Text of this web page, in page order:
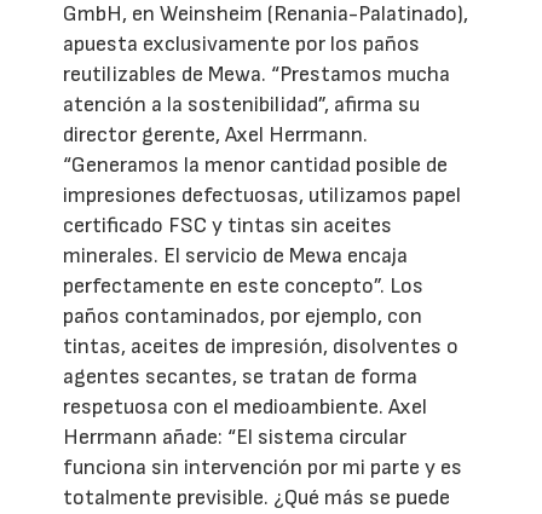
GmbH, en Weinsheim (Renania-Palatinado),
apuesta exclusivamente por los paños
reutilizables de Mewa. “Prestamos mucha
atención a la sostenibilidad”, afirma su
director gerente, Axel Herrmann.
“Generamos la menor cantidad posible de
impresiones defectuosas, utilizamos papel
certificado FSC y tintas sin aceites
minerales. El servicio de Mewa encaja
perfectamente en este concepto”. Los
paños contaminados, por ejemplo, con
tintas, aceites de impresión, disolventes o
agentes secantes, se tratan de forma
respetuosa con el medioambiente. Axel
Herrmann añade: “El sistema circular
funciona sin intervención por mi parte y es
totalmente previsible. ¿Qué más se puede